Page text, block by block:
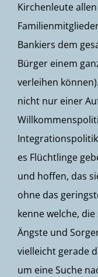
Kirchenleute
Bankiers dem
Bürger einem
verleihen
nicht nur einer
es Flüchtlinge
und hoffen, das
ohne das
kenne welche,
Ängste und
vielleicht gerade
um eine Suche